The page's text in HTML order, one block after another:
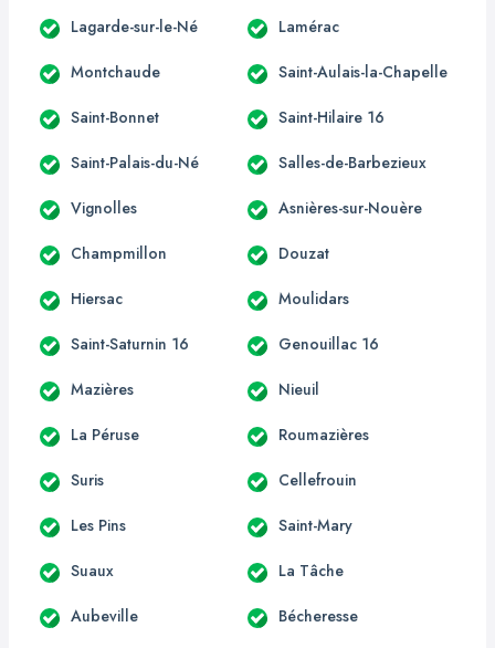
Lagarde-sur-le-Né Lamérac
Montchaude Saint-Aulais-la-Chapelle
Saint-Bonnet Saint-Hilaire 16
Saint-Palais-du-Né Salles-de-Barbezieux
Vignolles Asnières-sur-Nouère
Champmillon Douzat
Hiersac Moulidars
Saint-Saturnin 16 Genouillac 16
Mazières Nieuil
La Péruse Roumazières
Suris Cellefrouin
Les Pins Saint-Mary
Suaux La Tâche
Aubeville Bécheresse